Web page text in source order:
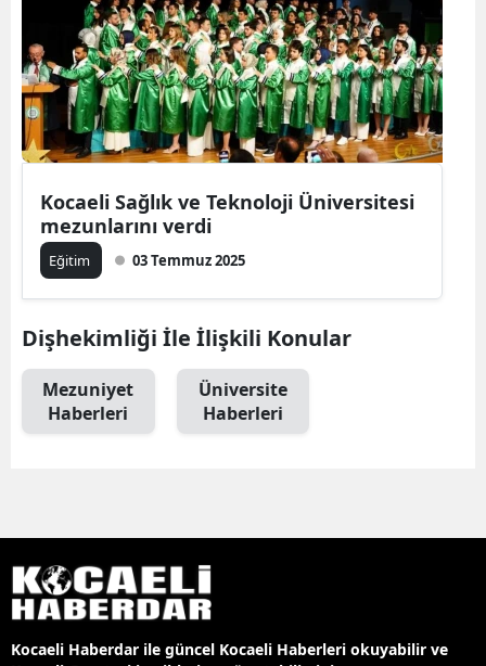
Kocaeli Sağlık ve Teknoloji Üniversitesi
mezunlarını verdi
Eğitim 03 Temmuz 2025
Dişhekimliği İle İlişkili Konular
Mezuniyet
Haberleri
Üniversite
Haberleri
Kocaeli Haberdar ile güncel Kocaeli Haberleri okuyabilir ve